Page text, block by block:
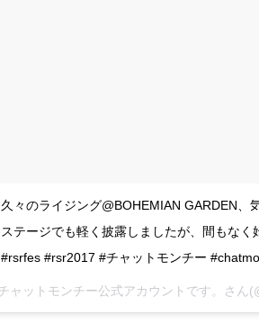
久々のライジング@BOHEMIAN GARDEN、
ステージでも軽く披露しましたが、間もなく
#rsrfes #rsr2017 #チャットモンチー